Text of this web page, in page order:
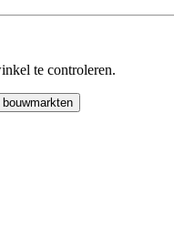
te controleren.